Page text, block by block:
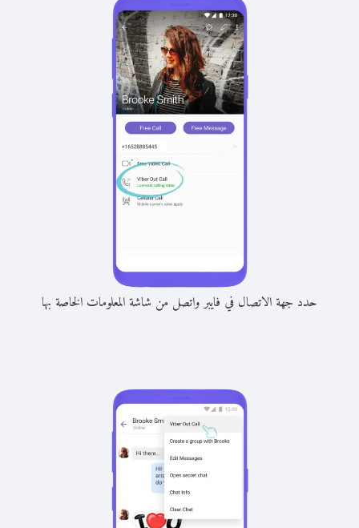
حدد جهة الاتصال في فايبر واتصل من شاشة المعلومات الخاصة بها